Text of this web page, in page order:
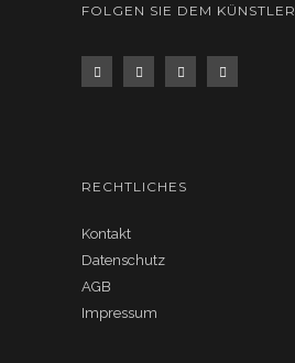
FOLGEN SIE DEM KÜNSTLER
RECHTLICHES
Kontakt
Datenschutz
AGB
Impressum